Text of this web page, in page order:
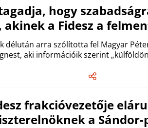
hogy
a Fidesz a
délután arra szólította fel Magyar
aki információik szerint
frakcióvezetője
a